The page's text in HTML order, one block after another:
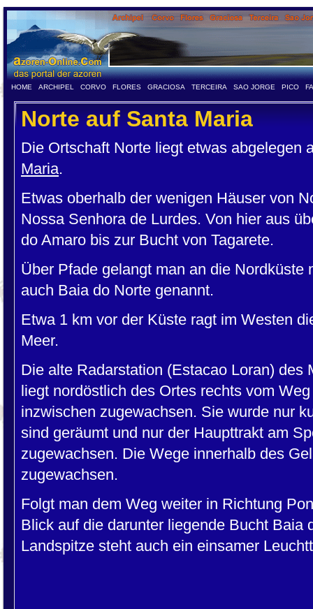
HOME ARCHIPEL CORVO FLORES GRACIOSA TERCEIRA SAO JORGE PICO
Norte auf Santa Maria
Die Ortschaft Norte liegt etwas abgelegen
Maria.
Etwas oberhalb der wenigen Häuser von
Nossa Senhora de Lurdes. Von hier aus
do Amaro bis zur Bucht von Tagarete.
Über Pfade gelangt man an die Nordküste
auch Baia do Norte genannt.
Etwa 1 km vor der Küste ragt im Westen
Meer.
Die alte Radarstation (Estacao Loran) des
liegt nordöstlich des Ortes rechts vom
inzwischen zugewachsen. Sie wurde nur
sind geräumt und nur der Haupttrakt am
zugewachsen. Die Wege innerhalb des
zugewachsen.
Folgt man dem Weg weiter in Richtung
Blick auf die darunter liegende Bucht Baia
Landspitze steht auch ein einsamer